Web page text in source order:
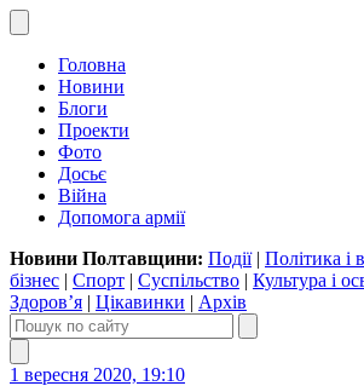
Головна
Новини
Блоги
Проекти
Фото
Досьє
Війна
Допомога армії
Новини Полтавщини: Події| Політика і
бізнес | Спорт | Суспільство | Культура і
Здоров’я | Цікавинки | Архів
1 вересня 2020, 19:10